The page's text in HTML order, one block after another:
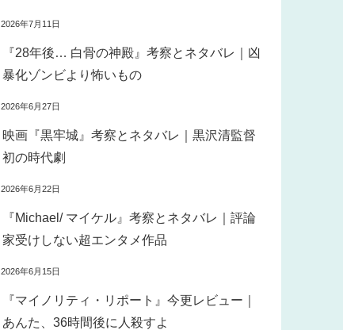
2026年7月11日
『28年後… 白骨の神殿』考察とネタバレ｜凶
暴化ゾンビより怖いもの
2026年6月27日
映画『黒牢城』考察とネタバレ｜黒沢清監督
初の時代劇
2026年6月22日
『Michael/ マイケル』考察とネタバレ｜評論
家受けしない超エンタメ作品
2026年6月15日
『マイノリティ・リポート』今更レビュー｜
あんた、36時間後に人殺すよ